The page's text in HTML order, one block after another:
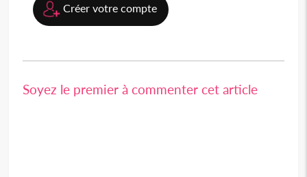
Créer votre compte
Soyez le premier à commenter cet article